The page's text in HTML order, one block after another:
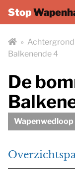
Stop
» Achtergrond
Balkenende 4
De
Wapenwedloop